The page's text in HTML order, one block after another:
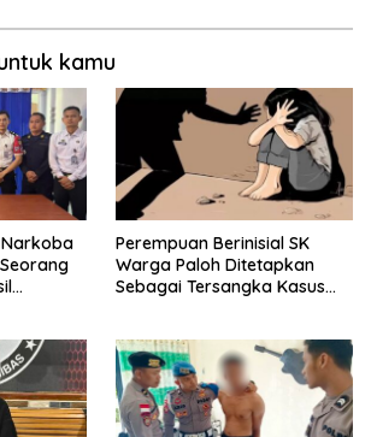
kamu
Perempuan Berinisial SK
Warga Paloh Ditetapkan
Sebagai Tersangka Kasus